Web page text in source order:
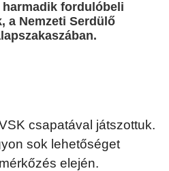
fordulóbeli
a Nemzeti Serdülő
csapatával játszottuk.
sok lehetőséget
elején.